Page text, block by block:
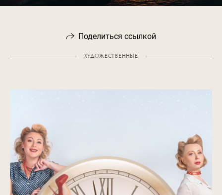
Поделиться ссылкой
ХУДОЖЕСТВЕННЫЕ